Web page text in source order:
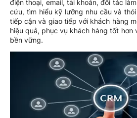
điện thoại, email, tài khoản, đối tác
cứu, tìm hiểu kỹ lưỡng nhu cầu và
tiếp cận và giao tiếp với khách hàng
hiệu quả, phục vụ khách hàng tốt hơn
bền vững.